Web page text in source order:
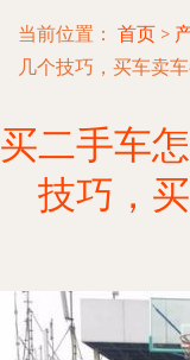
当前位置： 首页 >
几个技巧，买车卖
买二手车
技巧，